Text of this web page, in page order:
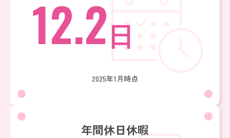
12.2日
2025年1月時点
年間休日休暇